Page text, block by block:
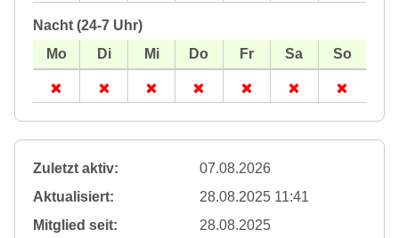
Nacht (24-7 Uhr)
Zuletzt aktiv:
07.08.2026
Aktualisiert:
28.08.2025 11:41
Mitglied seit:
28.08.2025